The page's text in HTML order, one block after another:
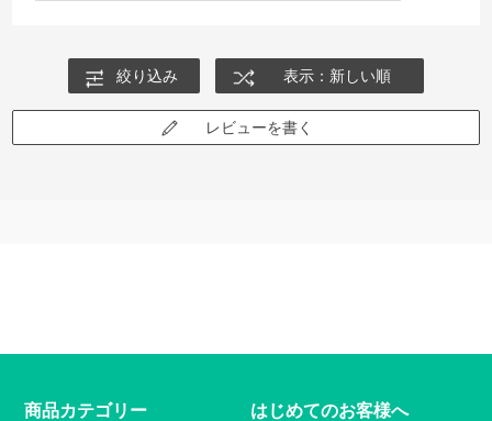
絞り込み 表示：新しい順
レビューを書く
商品カテゴリー はじめてのお客様へ